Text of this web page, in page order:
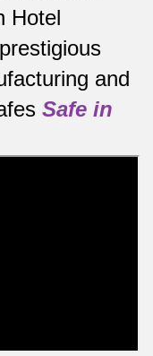
Hotel
and
Safe in